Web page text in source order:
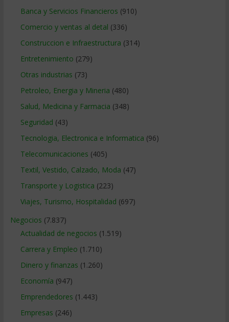
Banca y Servicios Financieros (910)
Comercio y ventas al detal (336)
Construccion e Infraestructura (314)
Entretenimiento (279)
Otras industrias (73)
Petroleo, Energia y Mineria (480)
Salud, Medicina y Farmacia (348)
Seguridad (43)
Tecnologia, Electronica e Informatica (96)
Telecomunicaciones (405)
Textil, Vestido, Calzado, Moda (47)
Transporte y Logistica (223)
Viajes, Turismo, Hospitalidad (697)
Negocios (7.837)
Actualidad de negocios (1.519)
Carrera y Empleo (1.710)
Dinero y finanzas (1.260)
Economía (947)
Emprendedores (1.443)
Empresas (246)